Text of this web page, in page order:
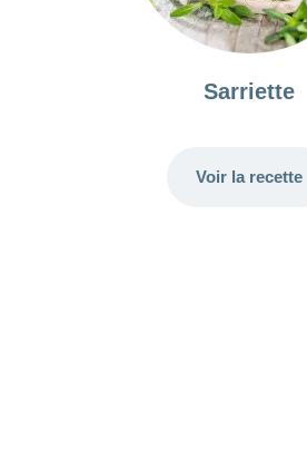
Sarriette
Voir la recette